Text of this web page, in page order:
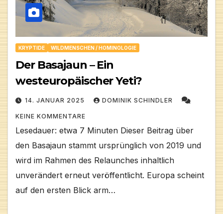
KRYPTIDE WILDMENSCHEN / HOMINOLOGIE
Der Basajaun – Ein
westeuropäischer Yeti?
14. JANUAR 2025 DOMINIK SCHINDLER
KEINE KOMMENTARE
Lesedauer: etwa 7 Minuten Dieser Beitrag über
den Basajaun stammt ursprünglich von 2019 und
wird im Rahmen des Relaunches inhaltlich
unverändert erneut veröffentlicht. Europa scheint
auf den ersten Blick arm…